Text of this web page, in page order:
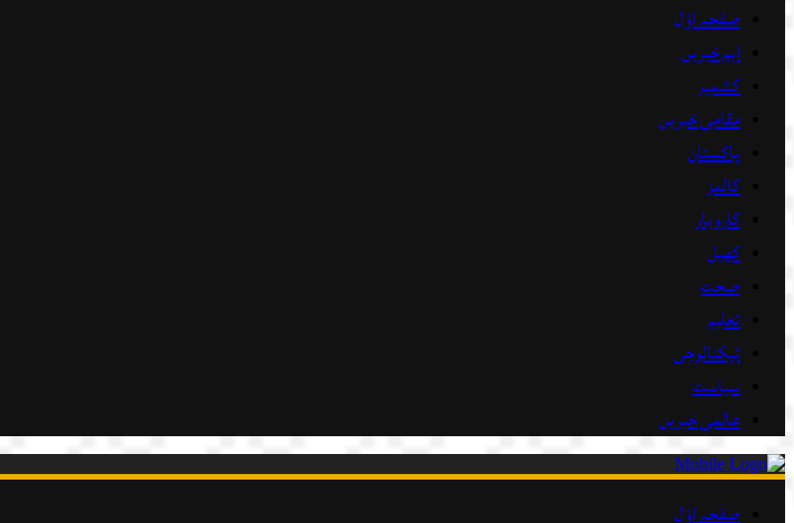
صفحہ اوّل
اہم خبریں
کشمیر
مقامی خبریں
پاکستان
کالمز
کاروبار
کھیل
صحت
تعلیم
ٹیکنالوجی
سیاست
عالمی خبریں
صفحہ اوّل